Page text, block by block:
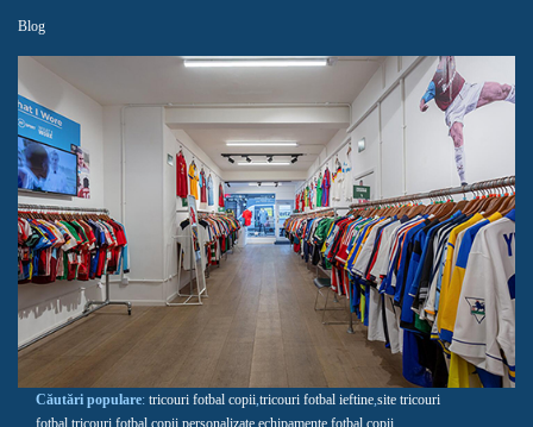
Blog
Căutări populare: tricouri fotbal copii tricouri fotbal ieftine site tricouri
fotbal tricouri fotbal copii personalizate echipamente fotbal copii